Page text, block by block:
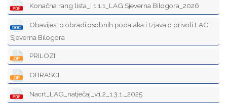
Konačna rang lista_I 1.1.1_LAG Sjeverna Bilogora_2026
Obavijest o obradi osobnih podataka i Izjava o privoli LAG
Sjeverna Bilogora
PRILOZI
OBRASCI
Nacrt_LAG_natječaj_v1.2_1.3.1._2025